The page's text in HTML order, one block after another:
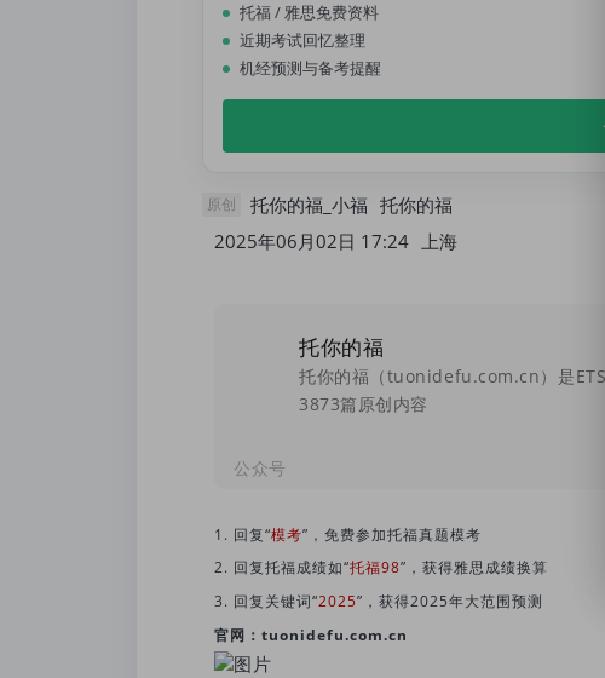
托福 / 雅思免费资料
近期考试回忆整理
机经预测与备考提醒
原创 托你的福_小福 托你的福
2025年06月02日 17:24 上海
托你的福
3873篇原创内容
公众号
1. 回复“模考”，免费参加托福真题模考
2. 回复托福成绩如“托福98”，获得雅思成绩换算
3. 回复关键词“2025”，获得2025年大范围预测
官网：tuonidefu.com.cn